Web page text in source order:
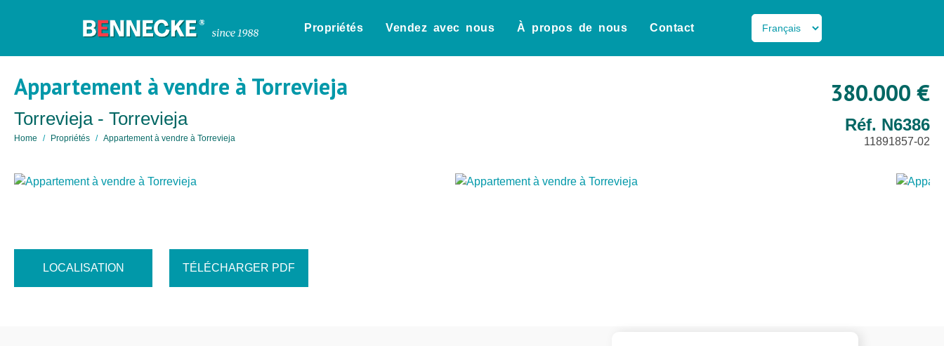
Propriétés Vendez avec nous À propos de nous Contact
Appartement à vendre à Torrevieja
Torrevieja - Torrevieja
Home Propriétés Appartement à vendre à Torrevieja
380.000 €
Réf. N6386
11891857-02
LOCALISATION TÉLÉCHARGER PDF